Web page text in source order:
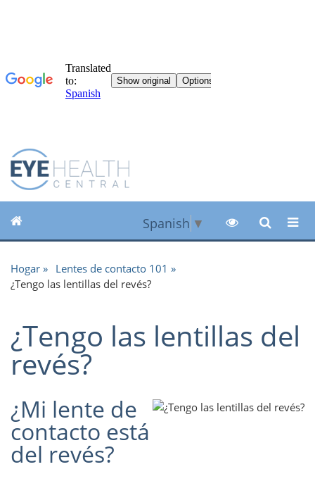
Spanish ▼
Hogar
Lentes de contacto 101
¿Tengo las lentillas del revés?
¿Tengo las lentillas del
revés?
¿Mi lente de
contacto está
del revés?